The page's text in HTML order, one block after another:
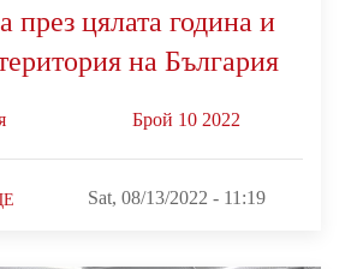
през цялата година и
на България
Брой 10 2022
Sat, 08/13/2022 - 11:19